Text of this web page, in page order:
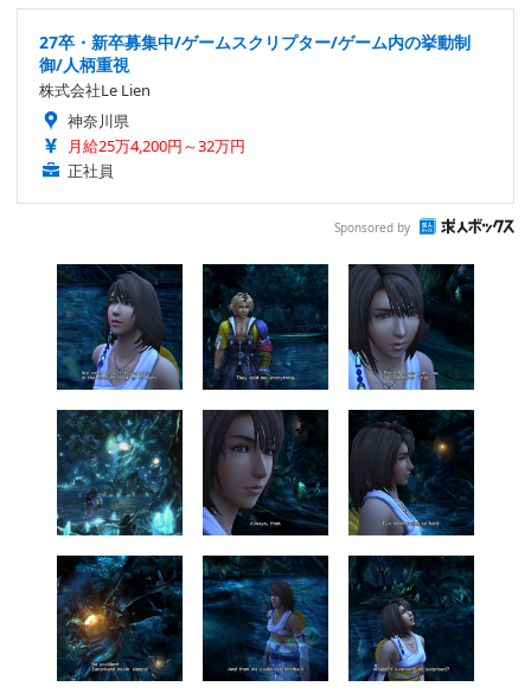
27卒・新卒募集中/ゲームスクリプター/ゲーム内の挙動制
御/人柄重視
株式会社Le Lien
神奈川県
月給25万4,200円～32万円
正社員
Sponsored by